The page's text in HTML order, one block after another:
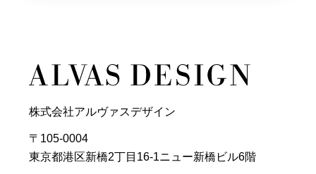
株式会社アルヴァスデザイン
〒105-0004
東京都港区新橋2丁目16-1ニュー新橋ビル6階